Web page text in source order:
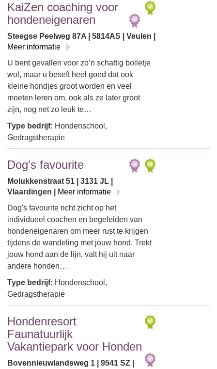
KaiZen coaching voor
hondeneigenaren
Steegse Peelweg 87A | 5814AS | Veulen |
Meer informatie
U bent gevallen voor zo’n schattig bolletje
wol, maar u beseft heel goed dat ook
kleine hondjes groot worden en veel
moeten leren om, ook als ze later groot
zijn, nog net zo leuk te…
Type bedrijf: Hondenschool,
Gedragstherapie
Dog's favourite
Molukkenstraat 51 | 3131 JL |
Vlaardingen |
Meer informatie
Dog's favourite richt zicht op het
individueel coachen en begeleiden van
hondeneigenaren om meer rust te krijgen
tijdens de wandeling met jouw hond. Trekt
jouw hond aan de lijn, valt hij uit naar
andere honden…
Type bedrijf: Hondenschool,
Gedragstherapie
Hondenresort
Faunatuurlijk
Vakantiepark voor Honden
Bovennieuwlandsweg 1 | 9541 SZ |